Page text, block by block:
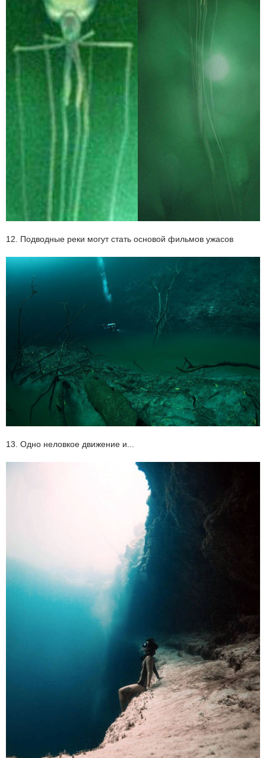
12. Подводные реки могут стать основой фильмов ужасов
13. Одно неловкое движение и...